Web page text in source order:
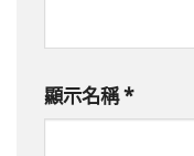
顯示名稱*